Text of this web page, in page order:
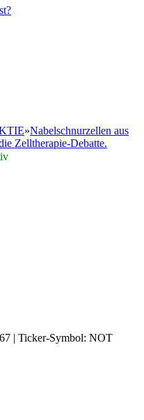
»Nabelschnurzellen aus
Zelltherapie-Debatte.
| Ticker-Symbol: NOT